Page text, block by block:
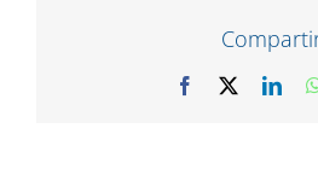
Facebook